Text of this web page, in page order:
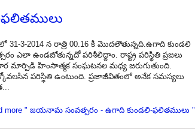
3-2014 న రాత్రి 00.16 కి మొదలౌతున్నది.ఉగాది కుండలి
ఎలా ఉండబోతున్నదో పరిశీలిద్దాం. రాష్ట్ర పరిస్థితి ప్రజలు
మార్పిడి హింసాత్మక సంఘటనల మధ్య జరుగుతుంది.
పరిస్థితి ఉంటుంది. ప్రజాజీవితంలో అనేక సమస్యలు
more " జయనామ సంవత్సరం - ఉగాది కుండలి-ఫలితములు "